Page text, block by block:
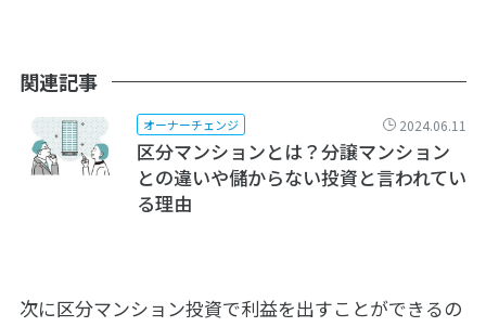
関連記事
オーナーチェンジ 2024.06.11
区分マンションとは？分譲マンション
との違いや儲からない投資と言われてい
る理由
次に区分マンション投資で利益を出すことができるの